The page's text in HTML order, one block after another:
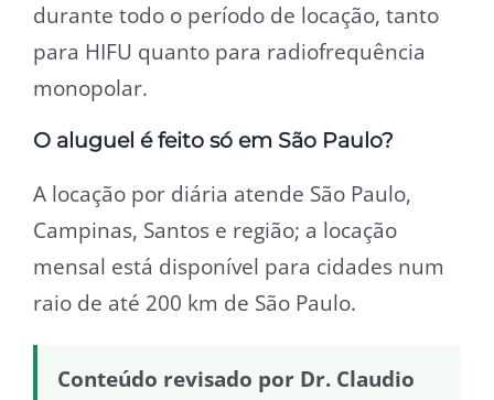
durante todo o período de locação, tanto
para HIFU quanto para radiofrequência
monopolar.
O aluguel é feito só em São Paulo?
A locação por diária atende São Paulo,
Campinas, Santos e região; a locação
mensal está disponível para cidades num
raio de até 200 km de São Paulo.
Conteúdo revisado por Dr. Claudio